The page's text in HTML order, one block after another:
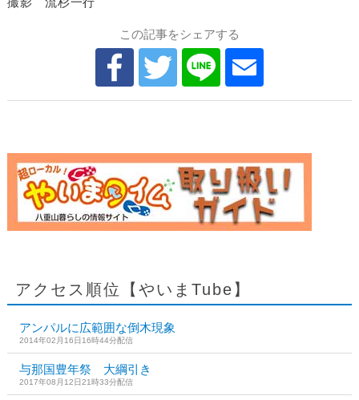
この記事をシェアする
アクセス順位【やいまTube】
アンパルに広範囲な倒木現象
2014年02月16日16時44分配信
与那国豊年祭 大綱引き
2017年08月12日21時33分配信